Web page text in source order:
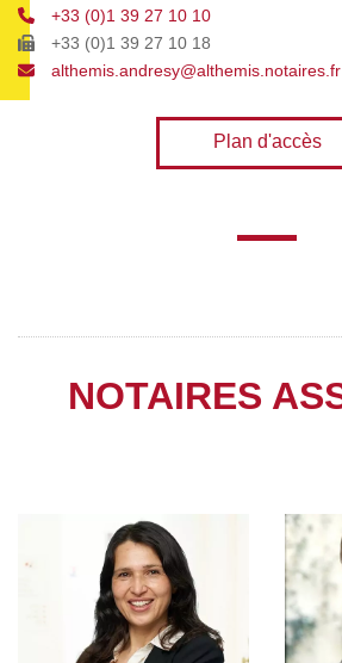
+33 (0)1 39 27 10 10
+33 (0)1 39 27 10 18
althemis.andresy@althemis.notaires.fr
Plan d'accès
NOTAIRES